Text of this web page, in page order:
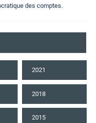
des comptes.
2021
2018
2015